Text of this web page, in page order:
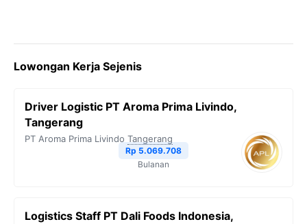
Lowongan Kerja Sejenis
Driver Logistic PT Aroma Prima Livindo,
Tangerang
PT Aroma Prima Livindo Tangerang
Rp 5.069.708
Bulanan
Logistics Staff PT Dali Foods Indonesia,